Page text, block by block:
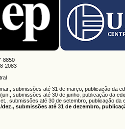
8850
2083
submissões até 31 de março, publicação da
submissões até 30 de junho, publicação da
submissões até 30 de setembro, publicação da
submissões até 31 de dezembro,